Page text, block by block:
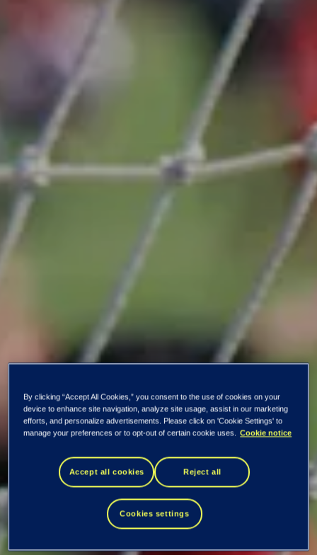
Kaikki uutiset ja tiedotteet
Perustuuko
urheiluvalmennus
mutuun vai dataan?
By clicking “Accept All Cookies,” you consent to the use of cookies on your
device to enhance site navigation, analyze site usage, assist in our marketing
efforts, and personalize advertisements. Please click on 'Cookie Settings' to
manage your preferences or to opt-out of certain cookie uses. Cookie notice
Accept all cookies Reject all
Cookies settings